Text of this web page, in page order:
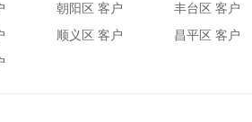
朝阳区 客户 丰台区 客户
顺义区 客户 昌平区 客户